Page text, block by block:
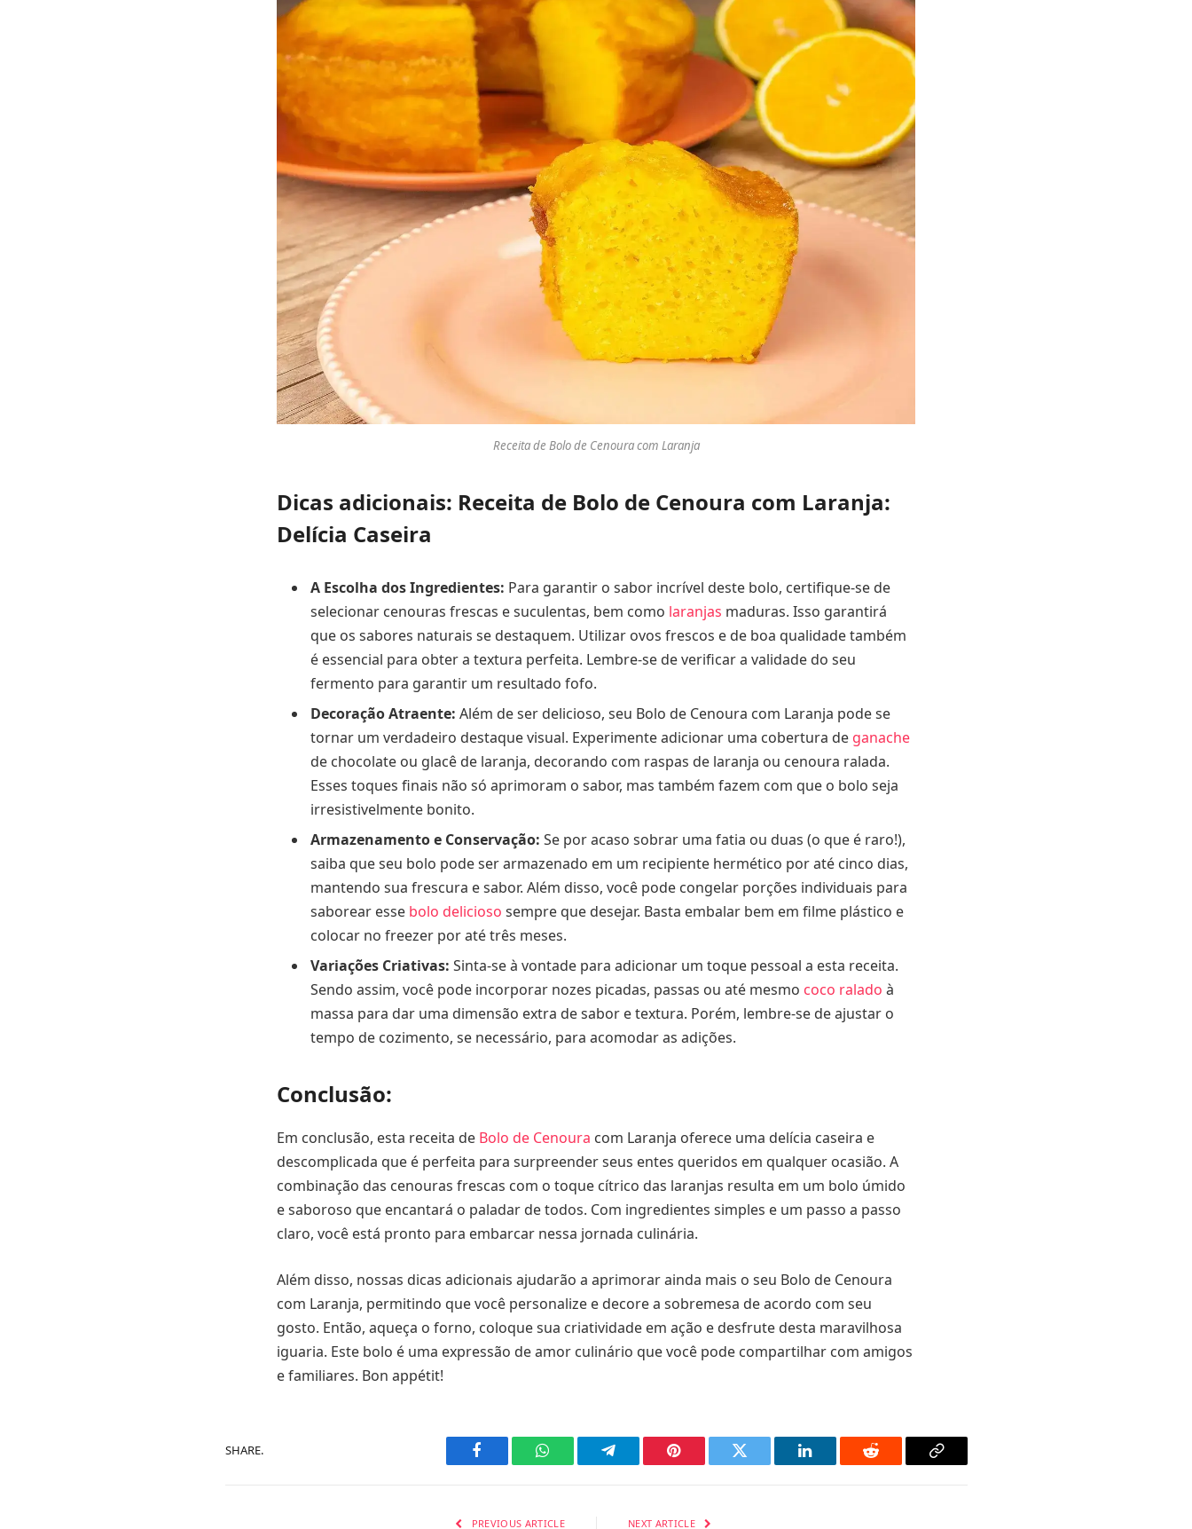
Receita de Bolo de Cenoura com Laranja
Dicas adicionais: Receita de Bolo de Cenoura com Laranja:
Delícia Caseira
A Escolha dos Ingredientes: Para garantir o sabor incrível deste bolo, certifique-se de
selecionar cenouras frescas e suculentas, bem como laranjas maduras. Isso garantirá
que os sabores naturais se destaquem. Utilizar ovos frescos e de boa qualidade também
é essencial para obter a textura perfeita. Lembre-se de verificar a validade do seu
fermento para garantir um resultado fofo.
Decoração Atraente: Além de ser delicioso, seu Bolo de Cenoura com Laranja pode se
tornar um verdadeiro destaque visual. Experimente adicionar uma cobertura de ganache
de chocolate ou glacê de laranja, decorando com raspas de laranja ou cenoura ralada.
Esses toques finais não só aprimoram o sabor, mas também fazem com que o bolo seja
irresistivelmente bonito.
Armazenamento e Conservação: Se por acaso sobrar uma fatia ou duas (o que é raro!),
saiba que seu bolo pode ser armazenado em um recipiente hermético por até cinco dias,
mantendo sua frescura e sabor. Além disso, você pode congelar porções individuais para
saborear esse bolo delicioso sempre que desejar. Basta embalar bem em filme plástico e
colocar no freezer por até três meses.
Variações Criativas: Sinta-se à vontade para adicionar um toque pessoal a esta receita.
Sendo assim, você pode incorporar nozes picadas, passas ou até mesmo coco ralado à
massa para dar uma dimensão extra de sabor e textura. Porém, lembre-se de ajustar o
tempo de cozimento, se necessário, para acomodar as adições.
Conclusão:
Em conclusão, esta receita de Bolo de Cenoura com Laranja oferece uma delícia caseira e
descomplicada que é perfeita para surpreender seus entes queridos em qualquer ocasião. A
combinação das cenouras frescas com o toque cítrico das laranjas resulta em um bolo úmido
e saboroso que encantará o paladar de todos. Com ingredientes simples e um passo a passo
claro, você está pronto para embarcar nessa jornada culinária.
Além disso, nossas dicas adicionais ajudarão a aprimorar ainda mais o seu Bolo de Cenoura
com Laranja, permitindo que você personalize e decore a sobremesa de acordo com seu
gosto. Então, aqueça o forno, coloque sua criatividade em ação e desfrute desta maravilhosa
iguaria. Este bolo é uma expressão de amor culinário que você pode compartilhar com amigos
e familiares. Bon appétit!
SHARE.
Facebook WhatsAppTelegram Pinterest Twitter LinkedIn Reddit
Copy
PREVIOUS ARTICLE NEXT ARTICLE